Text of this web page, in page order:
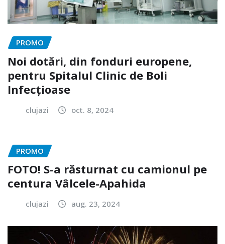
PROMO
Noi dotări, din fonduri europene,
pentru Spitalul Clinic de Boli
Infecțioase
clujazi oct. 8, 2024
PROMO
FOTO! S-a răsturnat cu camionul pe
centura Vâlcele-Apahida
clujazi aug. 23, 2024